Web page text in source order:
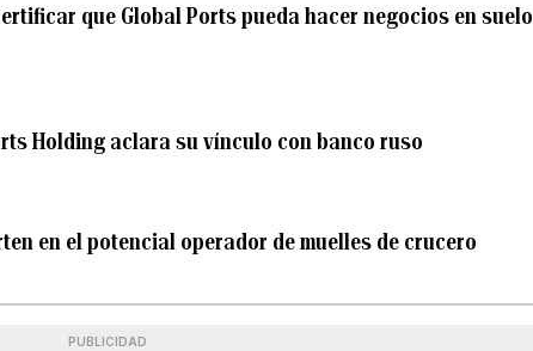
que Global Ports pueda hacer negocios en suelo
Holding aclara su vínculo con banco ruso
en el potencial operador de muelles de crucero
PUBLICIDAD